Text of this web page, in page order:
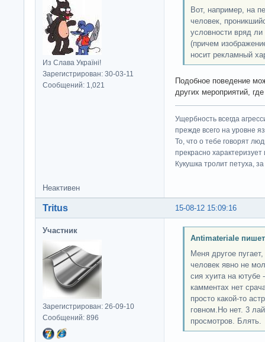
Из Слава Україні!
Зарегистрирован: 30-03-11
Сообщений: 1,021
Вот, например, на
человек,
условности вряд
(причем
носит рекламный
Подобное поведение
других мероприятий,
Ущербность всегда
прежде всего на уровне
То, что о тебе говорят
прекрасно характеризует
Кукушка тролит петуха,
Неактивен
15-08-12 15:09:16
Tritus
Участник
Зарегистрирован: 26-09-10
Сообщений: 896
Antimateriale
Меня другое
человек явно не
сия хуита на ютубе
камментах нет
просто какой-то
говном.Но нет. 3
просмотров. Блять.